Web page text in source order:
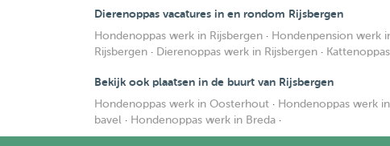
Dierenoppas vacatures in en rondom Rijsbergen
Hondenoppas werk in Rijsbergen · Hondenpension werk
Rijsbergen · Dierenoppas werk in Rijsbergen ·
Bekijk ook plaatsen in de buurt van Rijsbergen
Hondenoppas werk in Oosterhout · Hondenoppas werk
bavel · Hondenoppas werk in Breda ·